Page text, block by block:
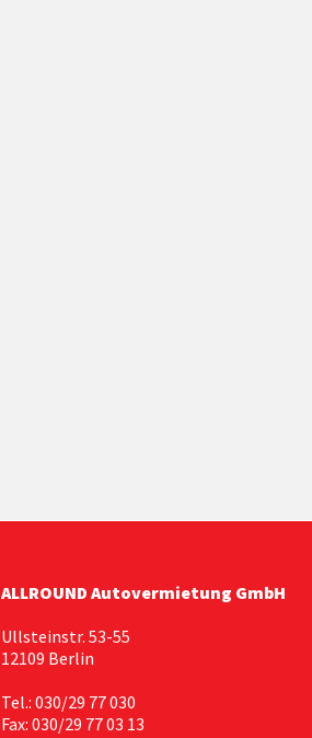
ALLROUND Autovermietung GmbH
Ullsteinstr. 53-55
12109 Berlin
Tel.: 030/29 77 030
Fax: 030/29 77 03 13